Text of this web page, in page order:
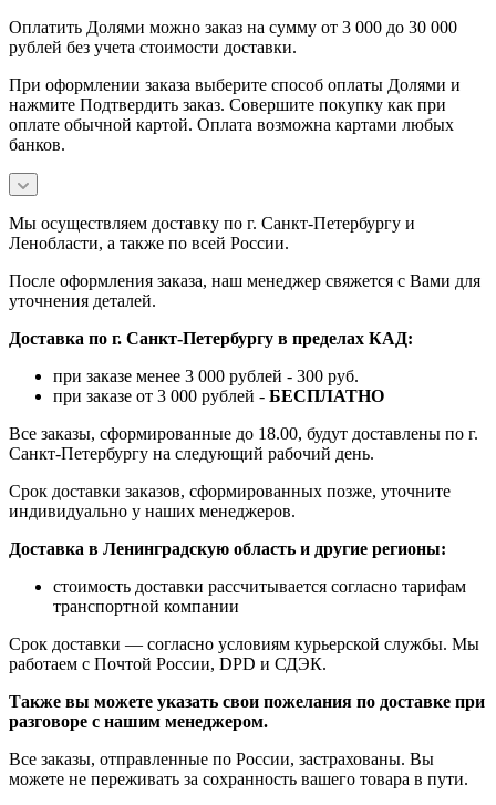
Оплатить Долями можно заказ на сумму от 3 000 до 30 000
рублей без учета стоимости доставки.
При оформлении заказа выберите способ оплаты Долями и
нажмите Подтвердить заказ. Совершите покупку как при
оплате обычной картой. Оплата возможна картами любых
банков.
Мы осуществляем доставку по г. Санкт-Петербургу и
Ленобласти, а также по всей России.
После оформления заказа, наш менеджер свяжется с Вами для
уточнения деталей.
Доставка по г. Санкт-Петербургу в пределах КАД:
при заказе менее 3 000 рублей - 300 руб.
при заказе от 3 000 рублей - БЕСПЛАТНО
Все заказы, сформированные до 18.00, будут доставлены по г.
Санкт-Петербургу на следующий рабочий день.
Срок доставки заказов, сформированных позже, уточните
индивидуально у наших менеджеров.
Доставка в Ленинградскую область и другие регионы:
стоимость доставки рассчитывается согласно тарифам
транспортной компании
Срок доставки — согласно условиям курьерской службы. Мы
работаем с Почтой России, DPD и СДЭК.
Также вы можете указать свои пожелания по доставке при
разговоре с нашим менеджером.
Все заказы, отправленные по России, застрахованы. Вы
можете не переживать за сохранность вашего товара в пути.